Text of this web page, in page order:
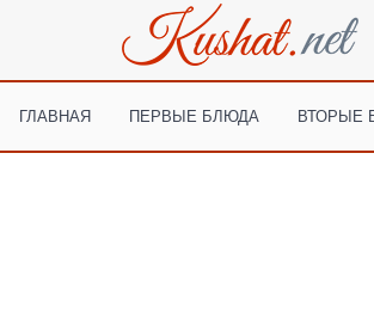
ГЛАВНАЯ ПЕРВЫЕ БЛЮДА ВТОРЫЕ